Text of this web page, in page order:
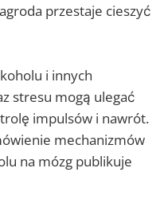
przestaje cieszyć
i innych
stresu mogą ulegać
impulsów i nawrót.
mechanizmów
na mózg publikuje